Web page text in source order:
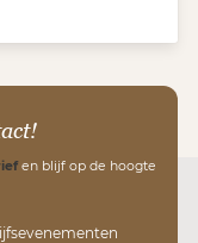
en blijf op de hoogte